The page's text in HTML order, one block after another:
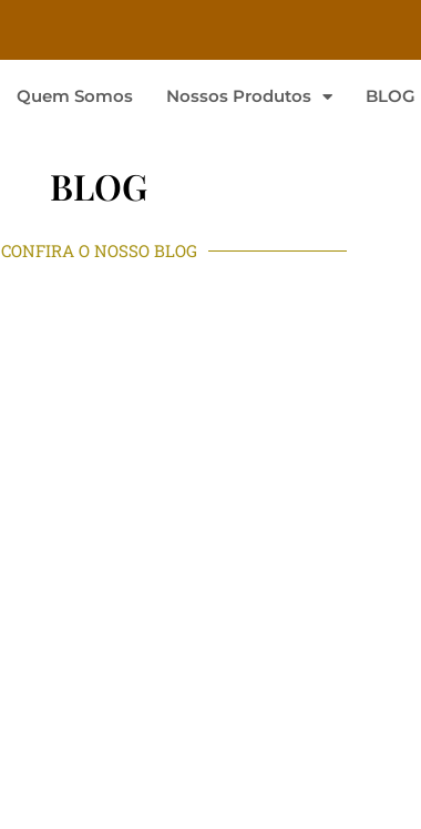
Quem Somos Nossos Produtos BLOG
BLOG
CONFIRA O NOSSO BLOG